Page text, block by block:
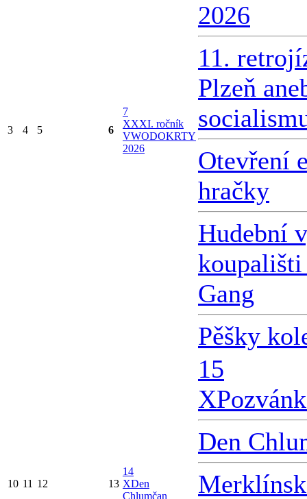
3 4 5 6
7
XXXI. ročník
VWODOKRTY
2026
2026
11.
Plzeň
Otevření
hračky
Hudební
Gang
Pěšky
10 11 12 13
14
XDen
Chlumčan
15
X
Den